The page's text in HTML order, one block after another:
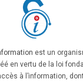
est un
en vertu de la loi
à l’information,